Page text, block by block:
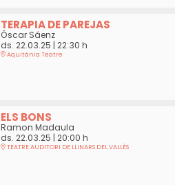
TERAPIA DE PAREJAS
Óscar Sáenz
ds. 22.03.25 | 22:30 h
Aquitània Teatre
ELS BONS
Ramon Madaula
ds. 22.03.25 | 20:00 h
TEATRE AUDITORI DE LLINARS DEL VALLÈS